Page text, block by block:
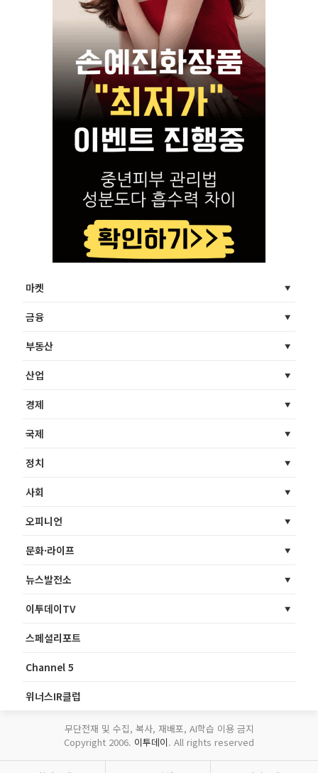
마켓
금융
부동산
산업
경제
국제
정치
사회
오피니언
문화·라이프
뉴스발전소
이투데이TV
스페셜리포트
Channel 5
위너스IR클럽
무단전재 및 수집, 복사, 재배포, AI학습 이용 금지
Copyright 2006. 이투데이. All rights reserved